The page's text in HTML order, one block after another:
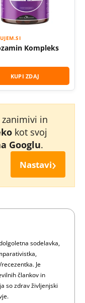
Kompleks
KUPI ZDAJ
zanimivi in
kot svoj
Googlu.
Nastavi›
sodelavka,
Je
člankov in
so zdrav življenjski